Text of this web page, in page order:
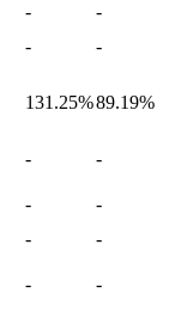
-
-
-
-
131.25%89.19%
-
-
-
-
-
-
- -